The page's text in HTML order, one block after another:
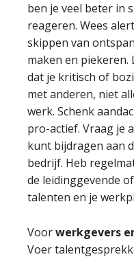
ben je veel beter in
reageren. Wees
skippen van
maken en piekeren.
dat je kritisch of
met anderen, niet
werk. Schenk
pro-actief. Vraag je
kunt bijdragen aan
bedrijf. Heb
de leidinggevende
talenten en je
Voorwerkgevers
Voer